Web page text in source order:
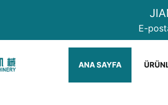
E-
ANA SAYFA